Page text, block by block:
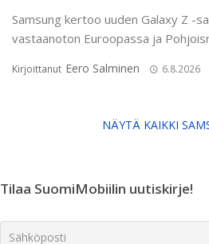
Samsung kertoo uuden Galaxy Z -
vastaanoton Euroopassa ja
Kirjoittanut Eero Salminen 6.8.2026
NÄYTÄ KAIKKI
Tilaa SuomiMobiilin uutiskirje!